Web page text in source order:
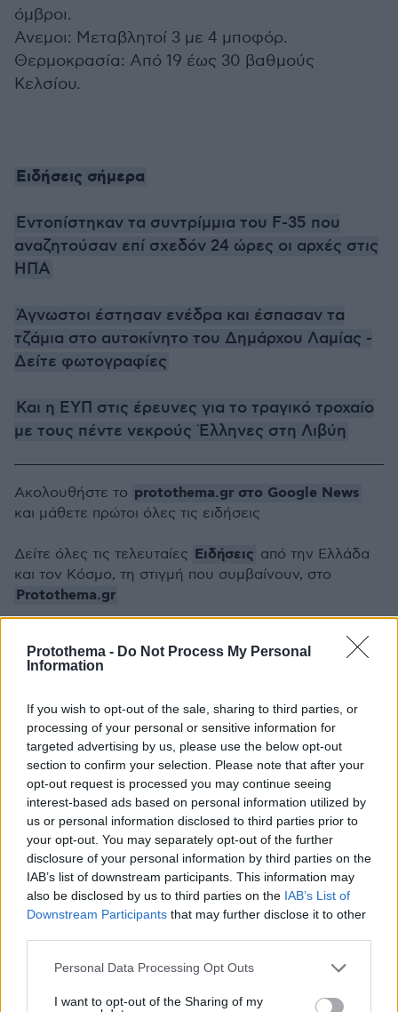
Protothema - Do Not Process My Personal
Information
If you wish to opt-out of the sale, sharing to third parties, or
processing of your personal or sensitive information for
targeted advertising by us, please use the below opt-out
section to confirm your selection. Please note that after your
opt-out request is processed you may continue seeing
interest-based ads based on personal information utilized by
us or personal information disclosed to third parties prior to
your opt-out. You may separately opt-out of the further
disclosure of your personal information by third parties on the
IAB’s list of downstream participants. This information may
also be disclosed by us to third parties on the IAB’s List of
Downstream Participants that may further disclose it to other
Please note that this website/app uses one or more Google
not limited to your visit or usage behaviour. You may click to
Personal Data Processing Opt Outs
I want to opt-out of the Sharing of my
όμβροι.
Ανεμοι: Μεταβλητοί 3 με 4 μποφόρ.
Θερμοκρασία: Από 19 έως 30 βαθμούς
Κελσίου.
Ειδήσεις σήμερα
Εντοπίστηκαν τα συντρίμμια του F-35 που
αναζητούσαν επί σχεδόν 24 ώρες οι αρχές στις
ΗΠΑ
Άγνωστοι έστησαν ενέδρα και έσπασαν τα
τζάμια στο αυτοκίνητο του Δημάρχου Λαμίας -
Δείτε φωτογραφίες
Και η ΕΥΠ στις έρευνες για το τραγικό τροχαίο
με τους πέντε νεκρούς Έλληνες στη Λιβύη
Σχετικά Άρθρα
Ακολουθήστε το protothema.gr στο Google News
και μάθετε πρώτοι όλες τις ειδήσεις
Δείτε όλες τις τελευταίες Ειδήσεις από την Ελλάδα
και τον Κόσμο, τη στιγμή που συμβαίνουν, στο
Protothema.gr